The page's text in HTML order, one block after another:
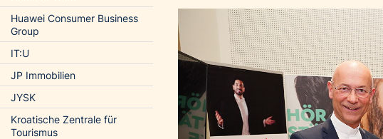
Huawei Consumer Business
Group
IT:U
JP Immobilien
JYSK
Kroatische Zentrale für
Tourismus